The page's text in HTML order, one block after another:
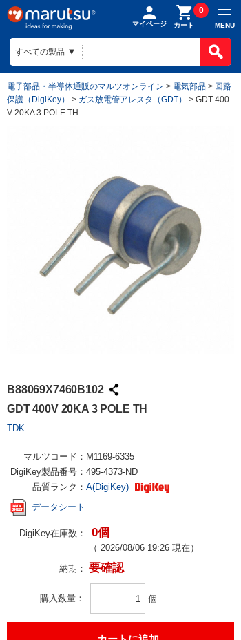
マイページ カート
0
MENU
電子部品・半導体通販のマルツオンライン > 電気部品 > 回路
保護（DigiKey）
> ガス放電管アレスタ（GDT）
> GDT 400
V 20KA 3 POLE TH
B88069X7460B102
GDT 400V 20KA 3 POLE TH
TDK
マルツコード： M1169-6335
DigiKey製品番号： 495-4373-ND
品質ランク： A(DigiKey)
データシート
DigiKey在庫数： 0個
（ 2026/08/06 19:26 現在）
納期： 要確認
購入数量 個